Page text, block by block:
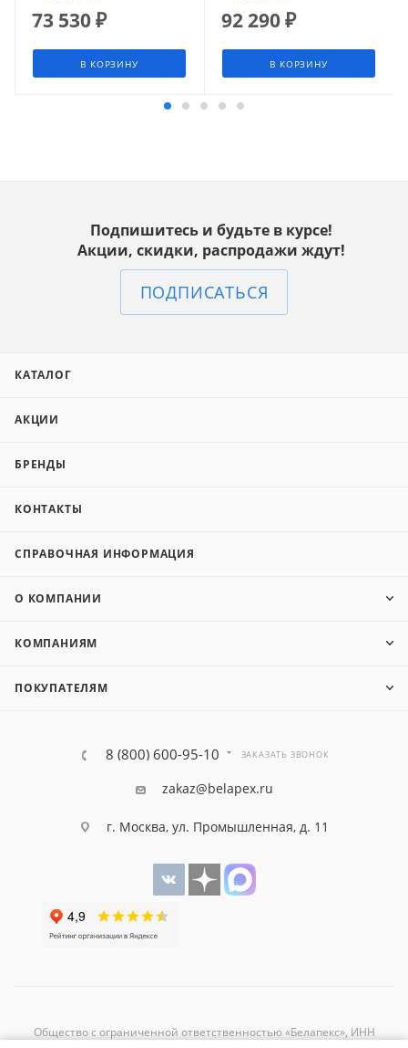
73 530₽
В КОРЗИНУ
92 290₽
В КОРЗИНУ
Подпишитесь и будьте в курсе!
Акции, скидки, распродажи ждут!
ПОДПИСАТЬСЯ
КАТАЛОГ
АКЦИИ
БРЕНДЫ
КОНТАКТЫ
СПРАВОЧНАЯ ИНФОРМАЦИЯ
О КОМПАНИИ
КОМПАНИЯМ
ПОКУПАТЕЛЯМ
8 (800) 600-95-10 ЗАКАЗАТЬ ЗВОНОК
zakaz@belapex.ru
г. Москва, ул. Промышленная, д. 11
Общество с ограниченной ответственностью «Белапекс», ИНН